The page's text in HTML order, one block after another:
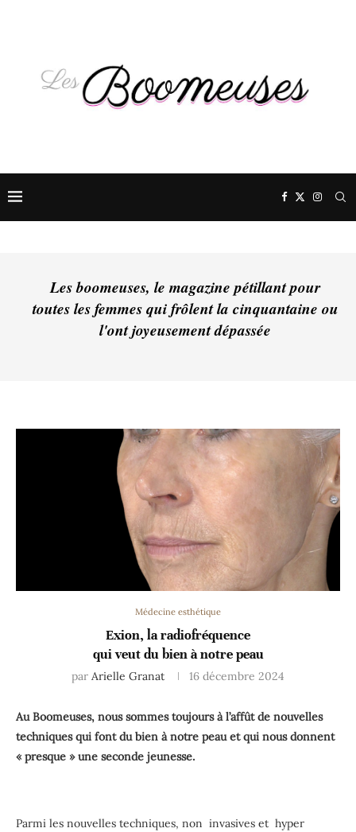
Les boomeuses, le magazine pétillant pour
toutes les femmes qui frôlent la cinquantaine ou
l'ont joyeusement dépassée
Médecine esthétique
Exion, la radiofréquence
qui veut du bien à notre peau
par Arielle Granat 16 décembre 2024
Au Boomeuses, nous sommes toujours à l’affût de nouvelles
techniques qui font du bien à notre peau et qui nous donnent
« presque » une seconde jeunesse.
Parmi les nouvelles techniques, non invasives et hyper